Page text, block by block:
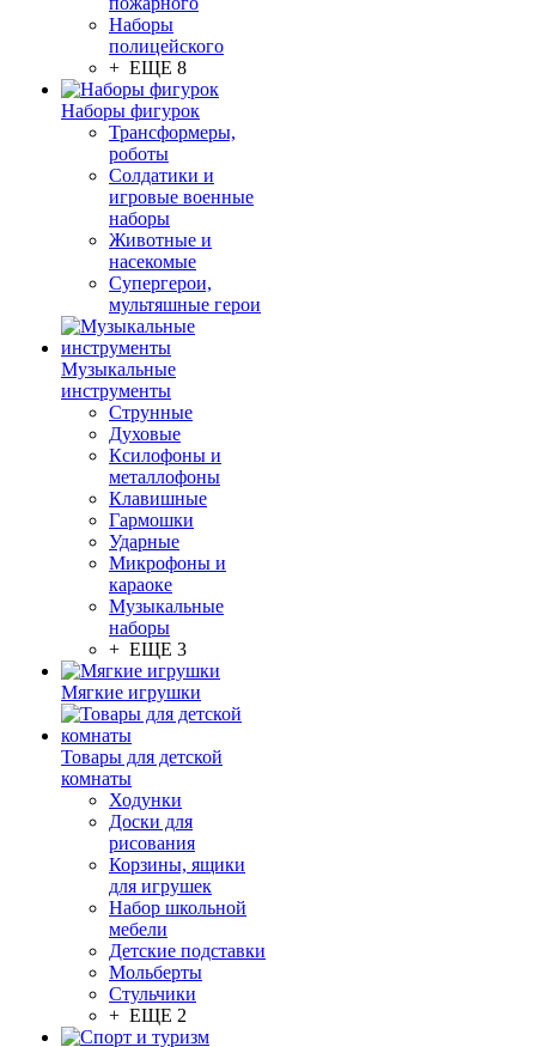
Наборы
полицейского
+ ЕЩЕ 8
Наборы фигурок
Трансформеры,
роботы
Солдатики и
игровые военные
наборы
Животные и
насекомые
Супергерои,
мультяшные герои
Музыкальные
инструменты
Струнные
Духовые
Ксилофоны и
металлофоны
Клавишные
Гармошки
Ударные
Микрофоны и
караоке
Музыкальные
наборы
+ ЕЩЕ 3
Мягкие игрушки
Товары для детской
комнаты
Ходунки
Доски для
рисования
Корзины, ящики
для игрушек
Набор школьной
мебели
Детские подставки
Мольберты
Стульчики
+ ЕЩЕ 2